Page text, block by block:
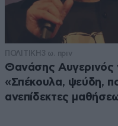
ΠΟΛΙΤΙΚΗ 3 ω. πριν
Θανάσης Αυγερινός
«Σπέκουλα, ψεύδη,
ανεπίδεκτες